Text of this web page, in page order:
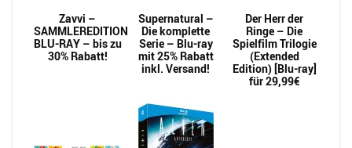
Zavvi –
SAMMLEREDITION
BLU-RAY – bis zu
30% Rabatt!
Supernatural –
Die komplette
Serie – Blu-ray
mit 25% Rabatt
inkl. Versand!
Der Herr der
Ringe – Die
Spielfilm Trilogie
(Extended
Edition) [Blu-ray]
für 29,99€